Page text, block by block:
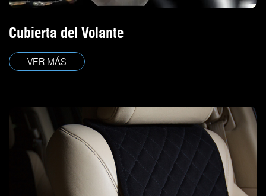
Cubierta del Volante
VER MÁS